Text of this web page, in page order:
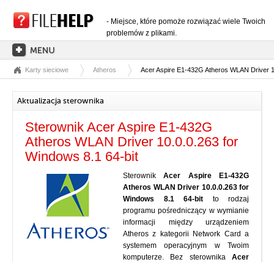
- Miejsce, które pomoże rozwiązać wiele Twoich
problemów z plikami.
STRONA GŁÓWNA
KATEGORIE ROZSZERZEŃ
PLIKI DLL
KONWERSJE PLIKÓW
PROGRAMY
Karty sieciowe Atheros Acer Aspire E1-432G Atheros WLAN Driver
Aktualizacja sterownika
Sterownik Acer Aspire E1-432G
Atheros WLAN Driver 10.0.0.263 for
Windows 8.1 64-bit
SterownikAcer Aspire E1-432G
Atheros WLAN Driver 10.0.0.263 for
Windows 8.1 64-bit to rodzaj
programu pośredniczący w wymianie
informacji między urządzeniem
Atheros z kategorii Network Card a
systemem operacyjnym w Twoim
komputerze. Bez sterownika Acer